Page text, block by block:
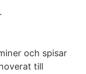
och spisar
till